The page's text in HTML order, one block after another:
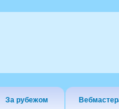
За рубежом